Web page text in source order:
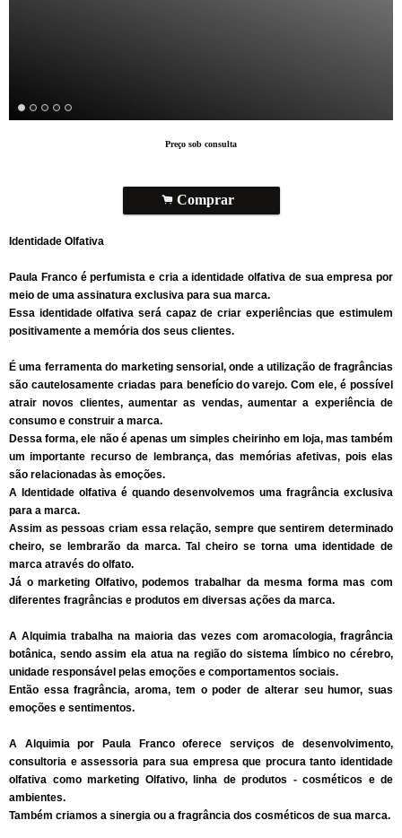
Preço sob consulta
.Comprar
Identidade Olfativa
Paula Franco é perfumista e cria a identidade olfativa de sua empresa por
meio de uma assinatura exclusiva para sua marca.
Essa identidade olfativa será capaz de criar experiências que estimulem
positivamente a memória dos seus clientes.
É uma ferramenta do marketing sensorial, onde a utilização de fragrâncias
são cautelosamente criadas para benefício do varejo. Com ele, é possível
atrair novos clientes, aumentar as vendas, aumentar a experiência de
consumo e construir a marca.
Dessa forma, ele não é apenas um simples cheirinho em loja, mas também
um importante recurso de lembrança, das memórias afetivas, pois elas
são relacionadas às emoções.
A Identidade olfativa é quando desenvolvemos uma fragrância exclusiva
para a marca.
Assim as pessoas criam essa relação, sempre que sentirem determinado
cheiro, se lembrarão da marca. Tal cheiro se torna uma identidade de
marca através do olfato.
Já o marketing Olfativo, podemos trabalhar da mesma forma mas com
diferentes fragrâncias e produtos em diversas ações da marca.
A Alquimia trabalha na maioria das vezes com aromacologia, fragrância
botânica, sendo assim ela atua na região do sistema límbico no cérebro,
unidade responsável pelas emoções e comportamentos sociais.
Então essa fragrância, aroma, tem o poder de alterar seu humor, suas
emoções e sentimentos.
A Alquimia por Paula Franco oferece serviços de desenvolvimento,
consultoria e assessoria para sua empresa que procura tanto identidade
olfativa como marketing Olfativo, linha de produtos - cosméticos e de
ambientes.
Também criamos a sinergia ou a fragrância dos cosméticos de sua marca.